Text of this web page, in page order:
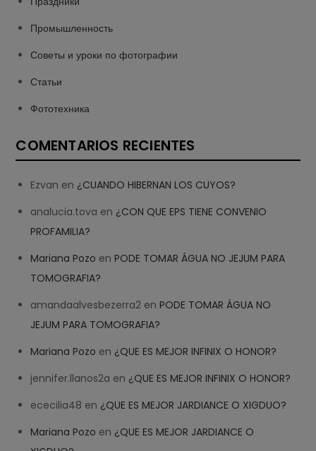
Промышленность
Советы и уроки по фотографии
Статьи
Фототехника
COMENTARIOS RECIENTES
Ezvan en ¿CUANDO HIBERNAN LOS CUYOS?
analucia.tova en ¿CON QUE EPS TIENE CONVENIO
PROFAMILIA?
Mariana Pozo enPODE TOMAR ÁGUA NO JEJUM PARA
TOMOGRAFIA?
amandaalvesbezerra2 enPODE TOMAR ÁGUA NO
JEJUM PARA TOMOGRAFIA?
Mariana Pozo en ¿QUE ES MEJOR INFINIX O HONOR?
jennifer.llanos2a en ¿QUE ES MEJOR INFINIX O HONOR?
ececilia48 en ¿QUE ES MEJOR JARDIANCE O XIGDUO?
Mariana Pozo en ¿QUE ES MEJOR JARDIANCE O